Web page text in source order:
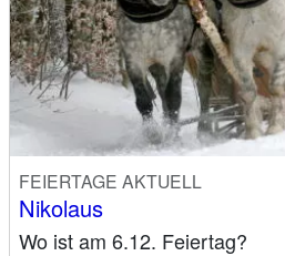
FEIERTAGE AKTUELL
Nikolaus
Wo ist am 6.12. Feiertag?